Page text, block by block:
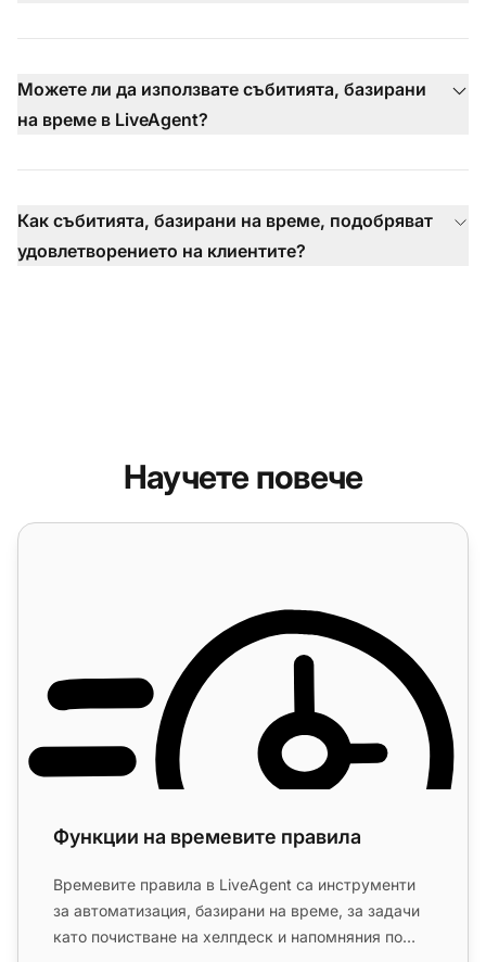
Можете ли да използвате събитията, базирани
на време в LiveAgent?
Как събитията, базирани на време, подобряват
удовлетворението на клиентите?
Научете повече
Функции на времевите правила
Функции на времевите правила
Времевите правила в LiveAgent са инструменти
за автоматизация, базирани на време, за задачи
като почистване на хелпдеск и напомняния по